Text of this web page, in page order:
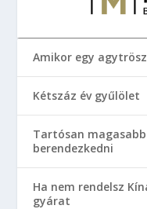
Amikor egy
Kétszáz év gyűlölet
Tartósan
berendezkedni
Ha nem rendelsz
gyárat